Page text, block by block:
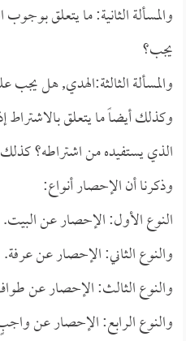
والمسألة الثانية: ما يتعلق
يجب؟
والمسألة الثالثة:الهدي, هل
وكذلك أيضاً ما يتعلق بالاشتراط
الذي يستفيده من اشتراطه؟
وذكرنا أن الإحصار أنواع:
النوع الأول: الإحصار عن البيت.
والنوع الثاني: الإحصار عن عرفة.
والنوع الثالث: الإحصار عن
والنوع الرابع: الإحصار عن